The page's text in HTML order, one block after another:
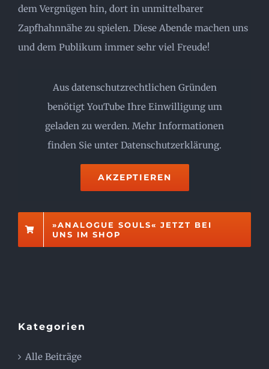
dem Vergnügen hin, dort in unmittelbarer
Zapfhahnnähe zu spielen. Diese Abende machen uns
und dem Publikum immer sehr viel Freude!
Aus datenschutzrechtlichen Gründen
benötigt YouTube Ihre Einwilligung um
geladen zu werden. Mehr Informationen
finden Sie unter Datenschutzerklärung.
AKZEPTIEREN
»ANALOGUE SOULS« JETZT BEI
UNS IM SHOP
Kategorien
Alle Beiträge